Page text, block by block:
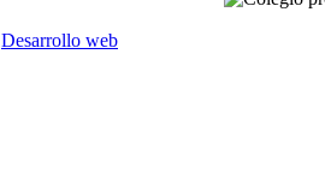
Desarrollo web